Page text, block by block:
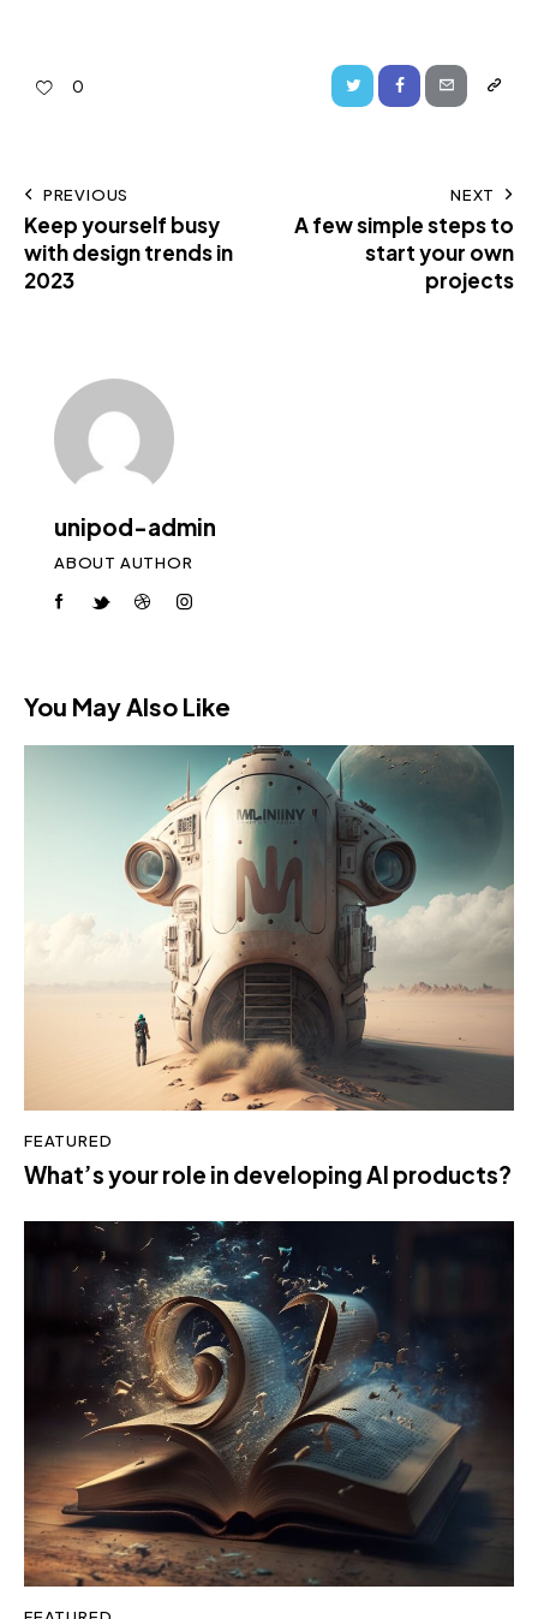
0
PREVIOUS
Keep yourself busy
with design trends in
2023
NEXT
A few simple steps to
start your own
projects
unipod-admin
ABOUT AUTHOR
You May Also Like
FEATURED
What’s your role in developing AI products?